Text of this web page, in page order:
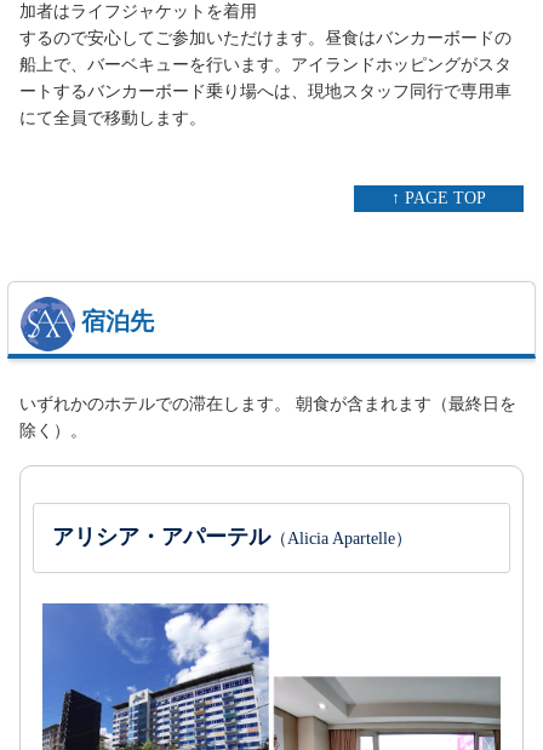
加者はライフジャケットを着用
するので安心してご参加いただけます。昼食はバンカーボードの
船上で、バーベキューを行います。アイランドホッピングがスタ
ートするバンカーボード乗り場へは、現地スタッフ同行で専用車
にて全員で移動します。
↑ PAGE TOP
宿泊先
いずれかのホテルでの滞在します。 朝食が含まれます（最終日を
除く）。
アリシア・アパーテル（Alicia Apartelle）